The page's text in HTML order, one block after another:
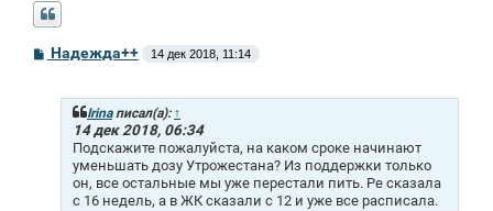
С
о
Надежда++ 14 дек 2018, 11:14
Irinaписал(а): ↑
14 дек 2018, 06:34
Подскажите пожалуйста, на каком сроке начинают
уменьшать дозу Утрожестана? Из поддержки только
он, все остальные мы уже перестали пить. Ре сказала
с 16 недель, а в ЖК сказали с 12 и уже все расписала.